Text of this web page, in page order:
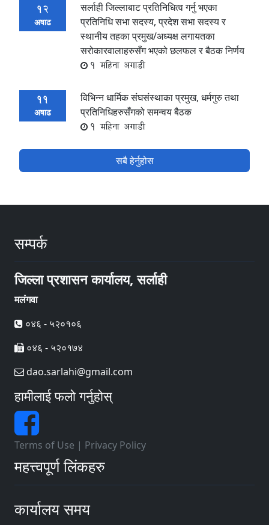
12
अषाढ
सर्लाही जिल्लाबाट प्रतिनिधित्व गर्नु भएका
प्रतिनिधि सभा सदस्य, प्रदेश सभा सदस्य र
स्थानीय तहका प्रमुख/अध्यक्ष लगायतका
सरोकारवालाहरुसँग भएको छलफल र बैठक निर्णय
1 महिना अगाडी
11
अषाढ
विभिन्न धार्मिक संघसंस्थाका प्रमुख, धर्मगुरु तथा
प्रतिनिधिहरुसँगको समन्वय बैठक
1 महिना अगाडी
सबै हेर्नुहोस
सम्पर्क
जिल्ला प्रशासन कार्यालय, सर्लाही
मलंगवा
०४६ - ५२०१०६
०४६ - ५२०१७४
dao.sarlahi@gmail.com
हामीलाई फलो गर्नुहोस्
Terms of Use | Privacy Policy
महत्त्वपूर्ण लिंकहरु
कार्यालय समय